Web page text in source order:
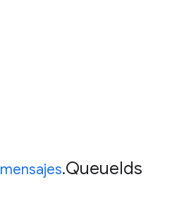
mensajes.QueueIds